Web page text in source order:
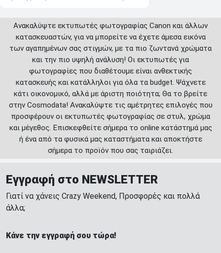
Ανακαλύψτε εκτυπωτές φωτογραφίας Canon και άλλων
κατασκευαστών, για να μπορείτε να έχετε άμεσα εικόνα
των αγαπημένων σας στιγμών, με τα πιο ζωντανά χρώματα
και την πιο υψηλή ανάλυση! Οι εκτυπωτές για
φωτογραφίες που διαθέτουμε είναι ανθεκτικής
κατασκευής και κατάλληλοι για όλα τα budget. Ψάχνετε
κάτι οικονομικό, αλλά με άριστη ποιότητα; Θα το βρείτε
στην Cosmodata! Ανακαλύψτε τις αμέτρητες επιλογές που
προσφέρουν οι εκτυπωτές φωτογραφίας σε στυλ, χρώμα
και μέγεθος. Επισκεφθείτε σήμερα το online κατάστημά μας
ή ένα από τα φυσικά μας καταστήματα και αποκτήστε
σήμερα το προϊόν που σας ταιριάζει.
Εγγραφή στο NEWSLETTER
Γιατί να χάνεις Crazy Weekend, Προσφορές και πολλά
άλλα;
Κάνε την εγγραφή σου τώρα!